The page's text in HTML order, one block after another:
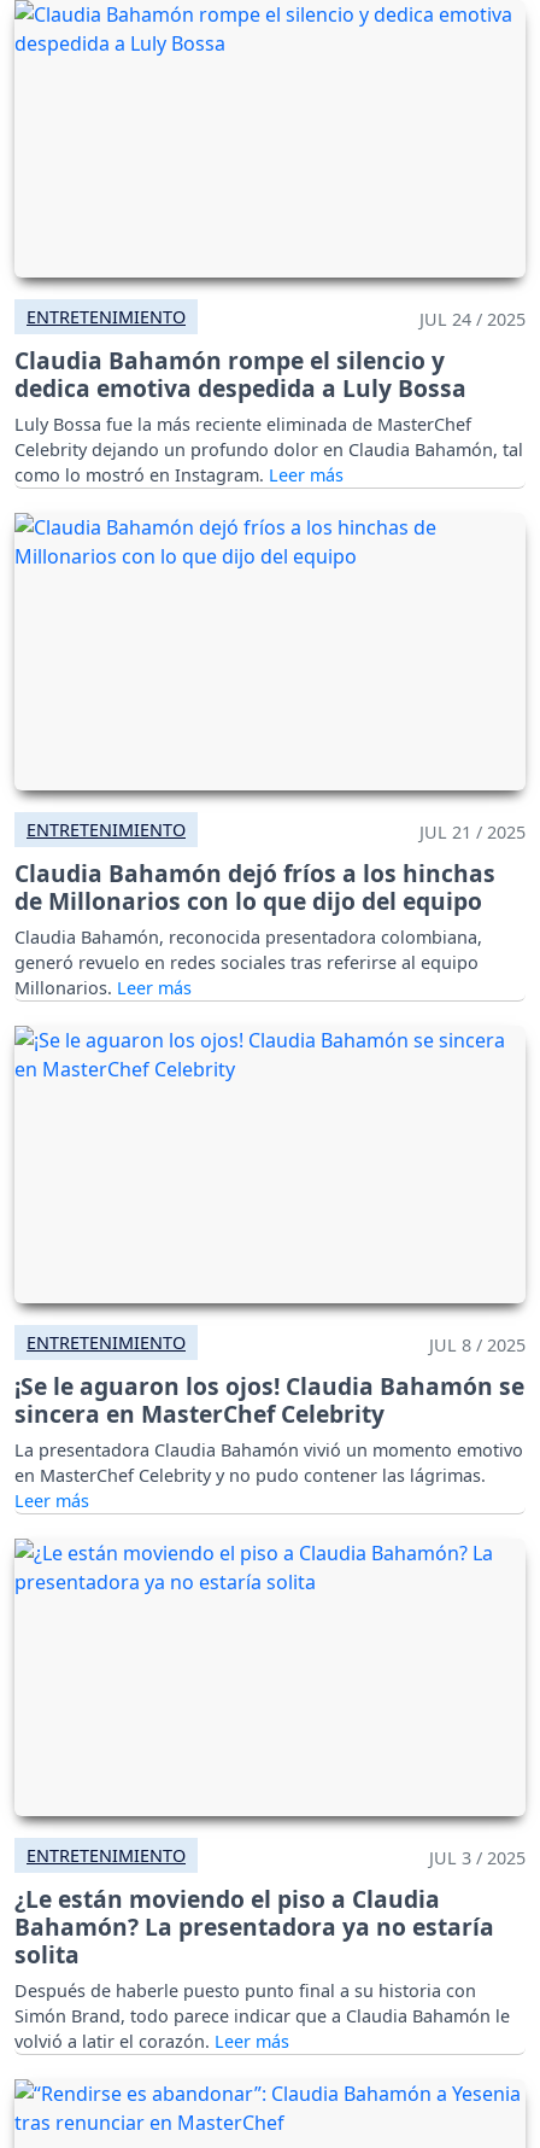
ENTRETENIMIENTO JUL 24 / 2025
Claudia Bahamón rompe el silencio y
dedica emotiva despedida a Luly Bossa
Luly Bossa fue la más reciente eliminada de MasterChef
Celebrity dejando un profundo dolor en Claudia Bahamón, tal
como lo mostró en Instagram.
ENTRETENIMIENTO JUL 21 / 2025
Claudia Bahamón dejó fríos a los hinchas
de Millonarios con lo que dijo del equipo
Claudia Bahamón, reconocida presentadora colombiana,
generó revuelo en redes sociales tras referirse al equipo
Millonarios.
ENTRETENIMIENTO JUL 8 / 2025
¡Se le aguaron los ojos! Claudia Bahamón se
sincera en MasterChef Celebrity
La presentadora Claudia Bahamón vivió un momento emotivo
en MasterChef Celebrity y no pudo contener las lágrimas.
ENTRETENIMIENTO JUL 3 / 2025
¿Le están moviendo el piso a Claudia
Bahamón? La presentadora ya no estaría
solita
Después de haberle puesto punto final a su historia con
Simón Brand, todo parece indicar que a Claudia Bahamón le
volvió a latir el corazón.